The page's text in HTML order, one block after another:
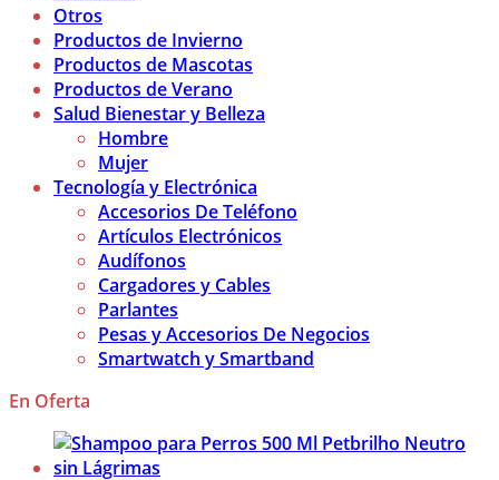
Otros
Productos de Invierno
Productos de Mascotas
Productos de Verano
Salud Bienestar y Belleza
Hombre
Mujer
Tecnología y Electrónica
Accesorios De Teléfono
Artículos Electrónicos
Audífonos
Cargadores y Cables
Parlantes
Pesas y Accesorios De Negocios
Smartwatch y Smartband
En Oferta